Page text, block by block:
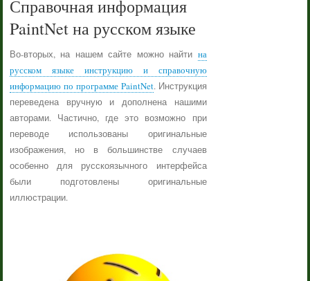
Справочная информация
PaintNet на русском языке
Во-вторых, на нашем сайте можно найти на
русском языке инструкцию и справочную
информацию по программе PaintNet. Инструкция
переведена вручную и дополнена нашими
авторами. Частично, где это возможно при
переводе использованы оригинальные
изображения, но в большинстве случаев
особенно для русскоязычного интерфейса
были подготовлены оригинальные
иллюстрации.